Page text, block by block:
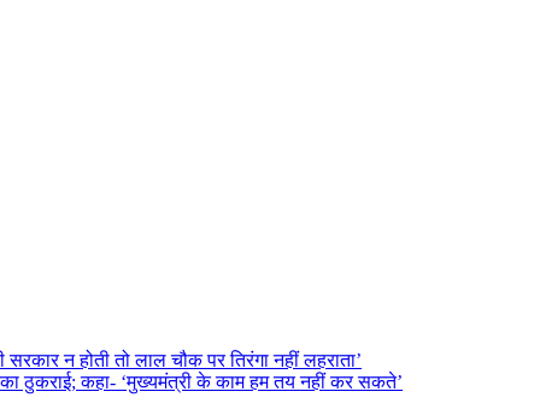
न होती तो लाल चौक पर तिरंगा नहीं लहराता’
ठुकराई; कहा- ‘मुख्यमंत्री के काम हम तय नहीं कर सकते’